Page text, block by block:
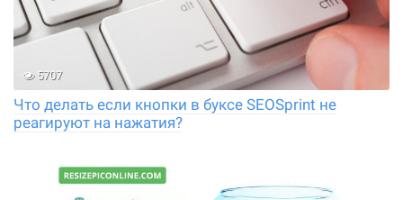
5707
Что делать если кнопки в буксе SEOSprint не
реагируют на нажатия?